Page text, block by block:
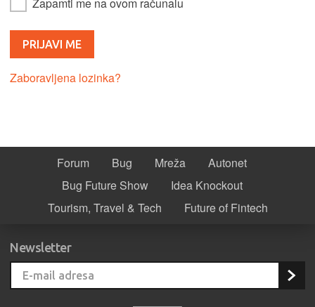
Zaboravljena lozinka?
Forum Bug Mreža
Autonet
Bug Future Show
Idea Knockout
Tourism, Travel & Tech
Future of Fintech
Newsletter